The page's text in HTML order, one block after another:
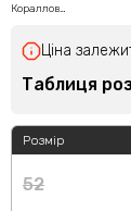
Коралловий
Ціна
Таблиця
Розмір
52